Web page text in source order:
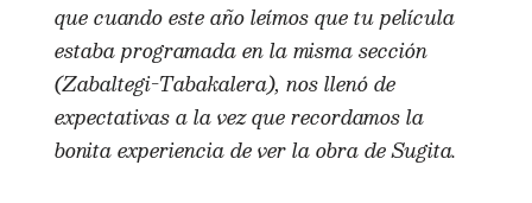
que cuando este año leímos que tu película
estaba programada en la misma sección
(Zabaltegi-Tabakalera), nos llenó de
expectativas a la vez que recordamos la
bonita experiencia de ver la obra de Sugita.